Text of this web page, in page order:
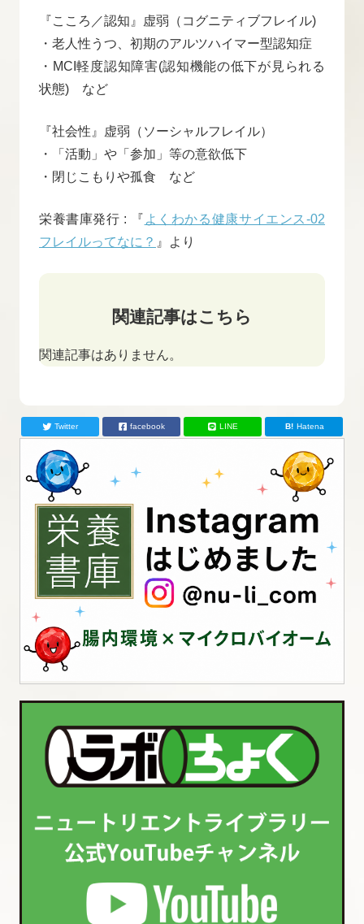
『こころ／認知』虚弱（コグニティブフレイル)
・老人性うつ、初期のアルツハイマー型認知症
・MCI軽度認知障害(認知機能の低下が見られる
状態) など
『社会性』虚弱（ソーシャルフレイル）
・「活動」や「参加」等の意欲低下
・閉じこもりや孤食 など
栄養書庫発行 : 『 よくわかる健康サイエンス-02
フレイルってなに？ 』より
関連記事はこちら
関連記事はありません。
Twitter facebook LINE Hatena